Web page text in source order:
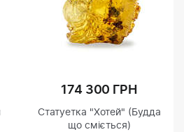
174 300 ГРН
Статуетка "Хотей" (Будда
що сміється)